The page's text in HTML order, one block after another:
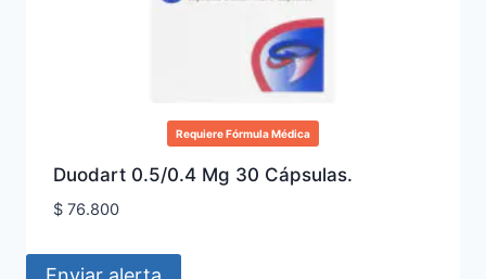
Requiere Fórmula Médica
Duodart 0.5/0.4 Mg 30 Cápsulas.
$76.800